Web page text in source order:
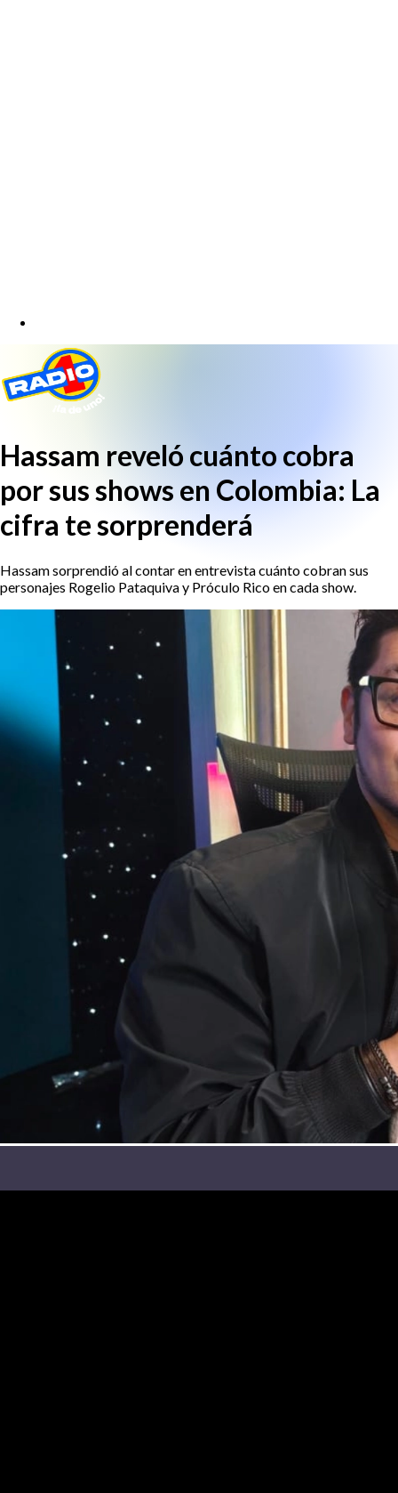
Hassam reveló cuánto cobra
por sus shows en Colombia: La
cifra te sorprenderá
Hassam sorprendió al contar en entrevista cuánto cobran sus
personajes Rogelio Pataquiva y Próculo Rico en cada show.